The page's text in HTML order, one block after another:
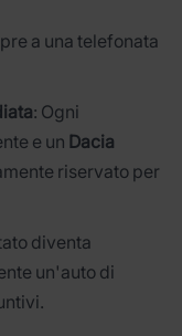
a una telefonata
: Ogni
e un Dacia
riservato per
diventa
un'auto di